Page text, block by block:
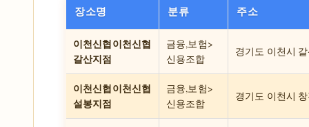
장소명 분류 주소
이천신협이천신협
갈산지점
금융,보험>
신용조합
경기도 이천시
이천신협이천신협
설봉지점
금융,보험>
신용조합
경기도 이천시